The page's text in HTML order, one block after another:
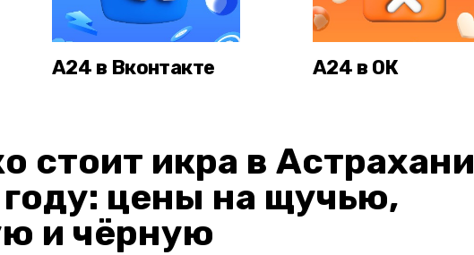
А24 в Вконтакте А24 в ОК
стоит икра в Астрахани
цены на щучью,
и чёрную